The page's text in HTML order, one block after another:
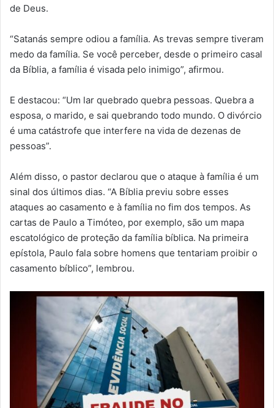
de Deus.
“Satanás sempre odiou a família. As trevas sempre tiveram
medo da família. Se você perceber, desde o primeiro casal
da Bíblia, a família é visada pelo inimigo”, afirmou.
E destacou: “Um lar quebrado quebra pessoas. Quebra a
esposa, o marido, e sai quebrando todo mundo. O divórcio
é uma catástrofe que interfere na vida de dezenas de
pessoas”.
Além disso, o pastor declarou que o ataque à família é um
sinal dos últimos dias. “A Bíblia previu sobre esses
ataques ao casamento e à família no fim dos tempos. As
cartas de Paulo a Timóteo, por exemplo, são um mapa
escatológico de proteção da família bíblica. Na primeira
epístola, Paulo fala sobre homens que tentariam proibir o
casamento bíblico”, lembrou.